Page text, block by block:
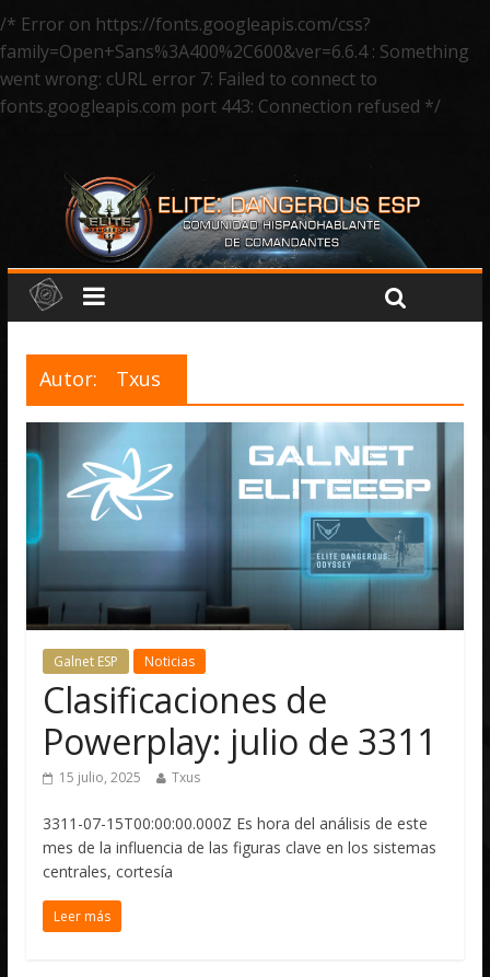
/* Error on https://fonts.googleapis.com/css?
family=Open+Sans%3A400%2C600&ver=6.6.4 : Something
went wrong: cURL error 7: Failed to connect to
fonts.googleapis.com port 443: Connection refused */
Autor: Txus
Galnet ESP Noticias
Clasificaciones de
Powerplay: julio de 3311
15 julio, 2025 Txus
3311-07-15T00:00:00.000Z Es hora del análisis de este
mes de la influencia de las figuras clave en los sistemas
centrales, cortesía
Leer más